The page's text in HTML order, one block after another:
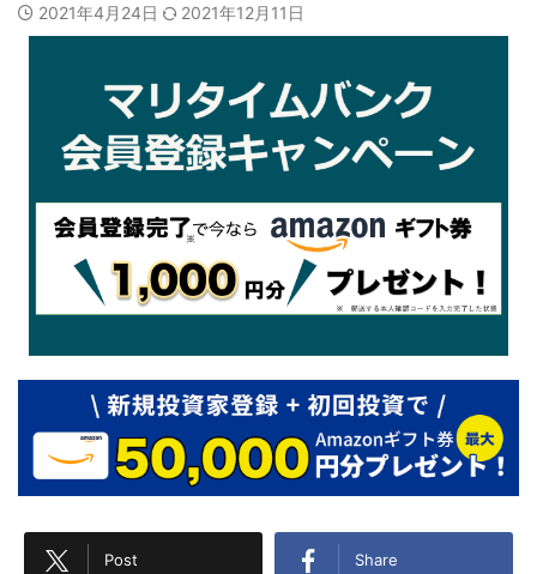
2021年4月24日 2021年12月11日
Post Share